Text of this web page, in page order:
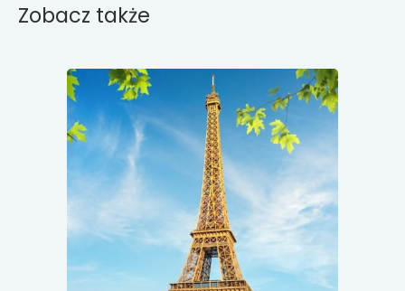
Zobacz także